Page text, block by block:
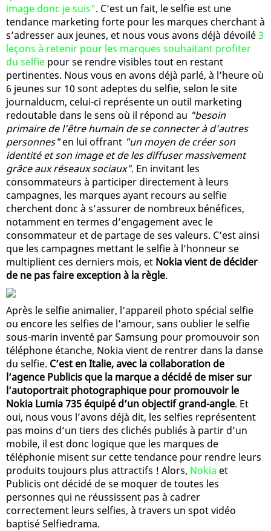
image donc je suis". C’est un fait, le selfie est une
tendance marketing forte pour les marques cherchant à
s’adresser aux jeunes, et nous vous avons déjà dévoilé3
leçons à retenir pour les marques souhaitant profiter
du selfie pour se rendre visibles tout en restant
pertinentes. Nous vous en avons déjà parlé, à l’heure où
6 jeunes sur 10 sont adeptes du selfie, selon le site
journalducm, celui-ci représente un outil marketing
redoutable dans le sens où il répond au "besoin
primaire de l’être humain de se connecter à d’autres
personnes"en lui offrant "un moyen de créer son
identité et son image et de les diffuser massivement
grâce aux réseaux sociaux". En invitant les
consommateurs à participer directement à leurs
campagnes, les marques ayant recours au selfie
cherchent donc à s’assurer de nombreux bénéfices,
notamment en termes d’engagement avec le
consommateur et de partage de ses valeurs. C’est ainsi
que les campagnes mettant le selfie à l’honneur se
multiplient ces derniers mois, et Nokia vient de décider
de ne pas faire exception à la règle.
Après le selfie animalier, l’appareil photo spécial selfie
ou encore les selfies de l’amour, sans oublier le selfie
sous-marin inventé par Samsung pour promouvoir son
téléphone étanche, Nokia vient de rentrer dans la danse
du selfie. C’est en Italie, avec la collaboration de
l’agence Publicis que la marque a décidé de miser sur
l’autoportrait photographique pour promouvoir le
Nokia Lumia 735 équipé d’un objectif grand-angle. Et
oui, nous vous l’avons déjà dit, les selfies représentent
pas moins d’un tiers des clichés publiés à partir d’un
mobile, il est donc logique que les marques de
téléphonie misent sur cette tendance pour rendre leurs
produits toujours plus attractifs ! Alors, Nokia et
Publicis ont décidé de se moquer de toutes les
personnes qui ne réussissent pas à cadrer
correctement leurs selfies, à travers un spot vidéo
baptisé Selfiedrama.